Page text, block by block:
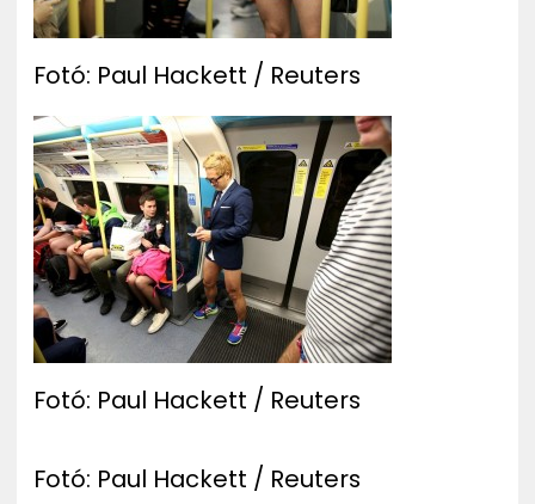
Fotó: Paul Hackett / Reuters
Fotó: Paul Hackett / Reuters
Fotó: Paul Hackett / Reuters